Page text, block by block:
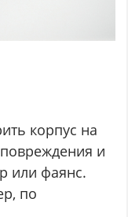
корпус на
и
или фаянс.
по